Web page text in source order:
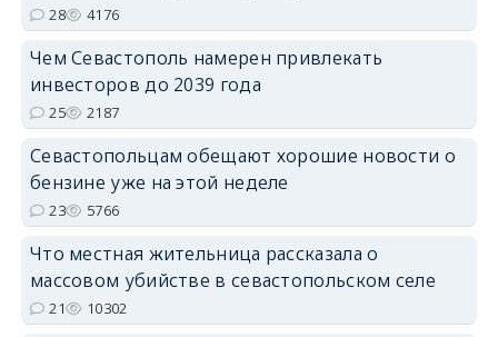
28 4176
Чем Севастополь намерен привлекать
инвесторов до 2039 года
25 2187
Севастопольцам обещают хорошие новости о
бензине уже на этой неделе
23 5766
Что местная жительница рассказала о
массовом убийстве в севастопольском селе
21 10302